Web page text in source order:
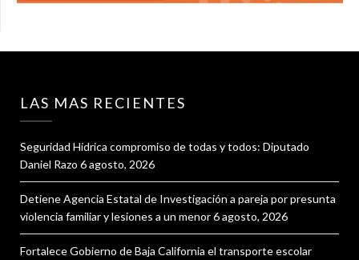
LAS MAS RECIENTES
Seguridad Hídrica compromiso de todas y todos: Diputado
Daniel Razo 6 agosto, 2026
Detiene Agencia Estatal de Investigación a pareja por presunta
violencia familiar y lesiones a un menor6 agosto, 2026
Fortalece Gobierno de Baja California el transporte escolar